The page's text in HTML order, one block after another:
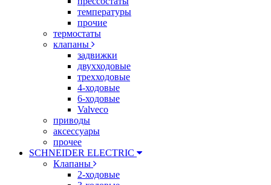
температуры
прочие
термостаты
клапаны
задвижки
двухходовые
трехходовые
4-ходовые
6-ходовые
Valveco
приводы
аксессуары
прочее
SCHNEIDER ELECTRIC
Клапаны
2-ходовые